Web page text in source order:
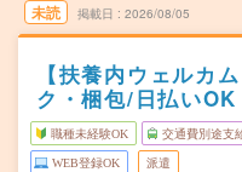
未読 掲載日 2026/08/05
【扶養内ウェルカ
ク・梱包/日払いOK
職種未経験OK 交通費別途支
WEB登録OK 派遣